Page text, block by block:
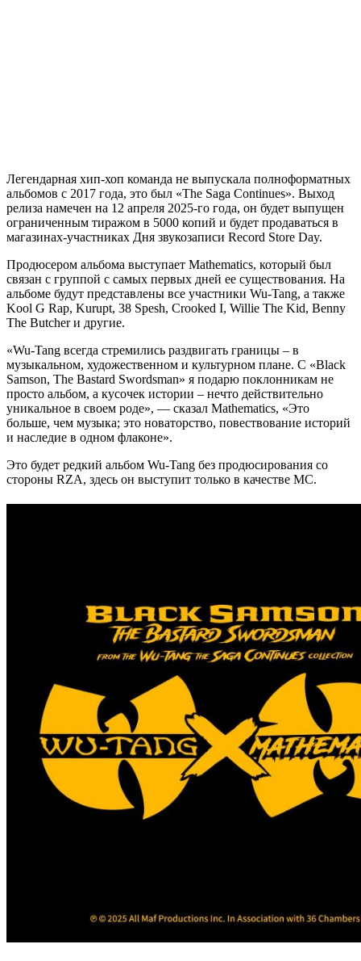
Легендарная хип-хоп команда не выпускала полноформатных
альбомов с 2017 года, это был «The Saga Continues». Выход
релиза намечен на 12 апреля 2025-го года, он будет выпущен
ограниченным тиражом в 5000 копий и будет продаваться в
магазинах-участниках Дня звукозаписи Record Store Day.
Продюсером альбома выступает Mathematics, который был
связан с группой с самых первых дней ее существования. На
альбоме будут представлены все участники Wu-Tang, а также
Kool G Rap, Kurupt, 38 Spesh, Crooked I, Willie The Kid, Benny
The Butcher и другие.
«Wu-Tang всегда стремились раздвигать границы – в
музыкальном, художественном и культурном плане. С «Black
Samson, The Bastard Swordsman» я подарю поклонникам не
просто альбом, а кусочек истории – нечто действительно
уникальное в своем роде», — сказал Mathematics, «Это
больше, чем музыка; это новаторство, повествование историй
и наследие в одном флаконе».
Это будет редкий альбом Wu-Tang без продюсирования со
стороны RZA, здесь он выступит только в качестве МС.